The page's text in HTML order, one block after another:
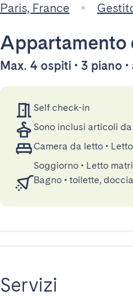
Paris, France
Appartamento
Max. 4 ospiti • 3 piano
Self check-in
Sono inclusi articoli
Camera da letto •
Soggiorno • Letto
Bagno • toilette,
Servizi